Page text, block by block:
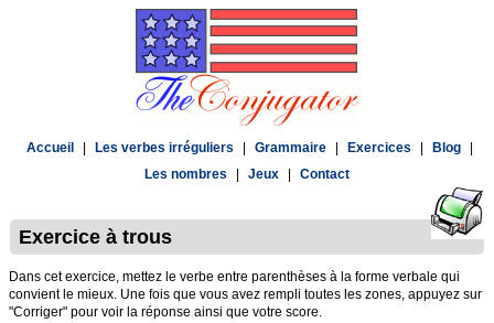
Accueil Les verbes irréguliers Grammaire Exercices Blog
Les nombres
Jeux Contact
Exercice à trous
Dans cet exercice, mettez le verbe entre parenthèses à la forme verbale qui
convient le mieux. Une fois que vous avez rempli toutes les zones, appuyez sur
"Corriger" pour voir la réponse ainsi que votre score.